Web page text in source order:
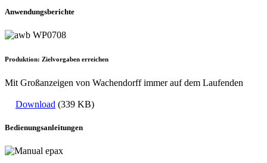
Anwendungsberichte
Produktion: Zielvorgaben erreichen
Mit Großanzeigen von Wachendorff immer auf dem Laufenden
Download (339 KB)
Bedienungsanleitungen